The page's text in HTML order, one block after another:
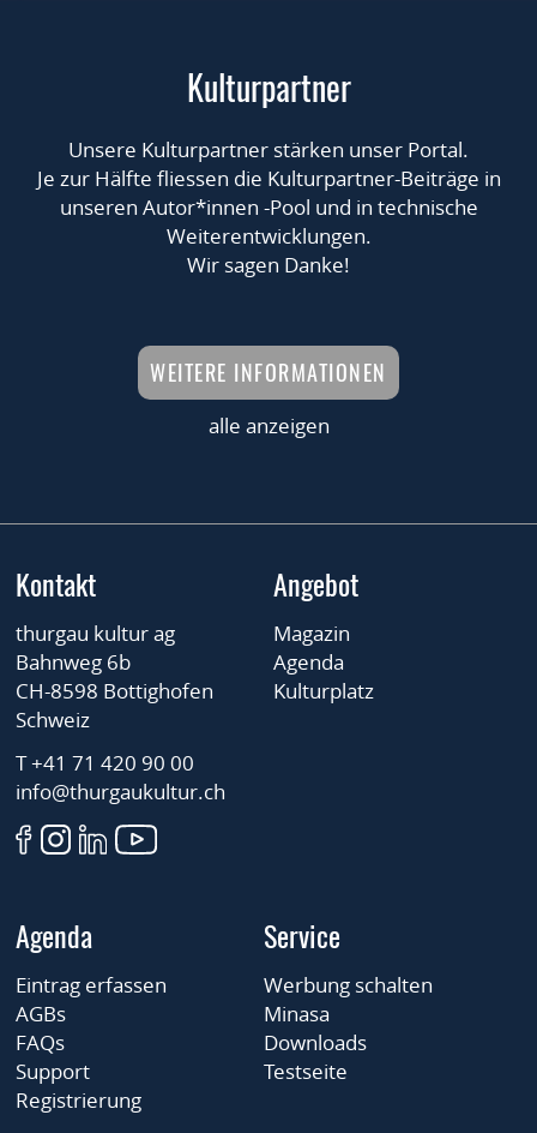
Kulturpartner
Unsere Kulturpartner stärken unser Portal.
Je zur Hälfte fliessen die Kulturpartner-Beiträge in
unseren Autor*innen -Pool und in technische
Weiterentwicklungen.
Wir sagen Danke!
WEITERE INFORMATIONEN
alle anzeigen
Kontakt
thurgau kultur ag
Bahnweg 6b
CH-8598 Bottighofen
Schweiz
T +41 71 420 90 00
info@thurgaukultur.ch
Angebot
Magazin
Agenda
Kulturplatz
Agenda
Eintrag erfassen
AGBs
FAQs
Support
Registrierung
Service
Werbung schalten
Minasa
Downloads
Testseite